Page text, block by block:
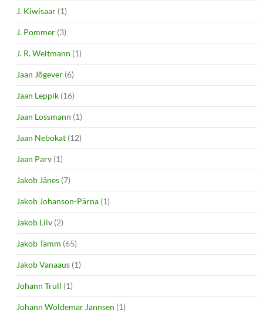
J. Kiwisaar (1)
J. Pommer (3)
J. R. Weltmann (1)
Jaan Jõgever (6)
Jaan Leppik (16)
Jaan Lossmann (1)
Jaan Nebokat (12)
Jaan Parv (1)
Jakob Jänes (7)
Jakob Johanson-Pärna (1)
Jakob Liiv (2)
Jakob Tamm (65)
Jakob Vanaaus (1)
Johann Trull (1)
Johann Woldemar Jannsen (1)